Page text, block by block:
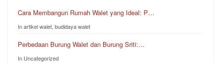
Cara Membangun Rumah Walet yang Ideal: P…
In artikel walet, budidaya walet
Perbedaan Burung Walet dan Burung Sriti:…
In Uncategorized